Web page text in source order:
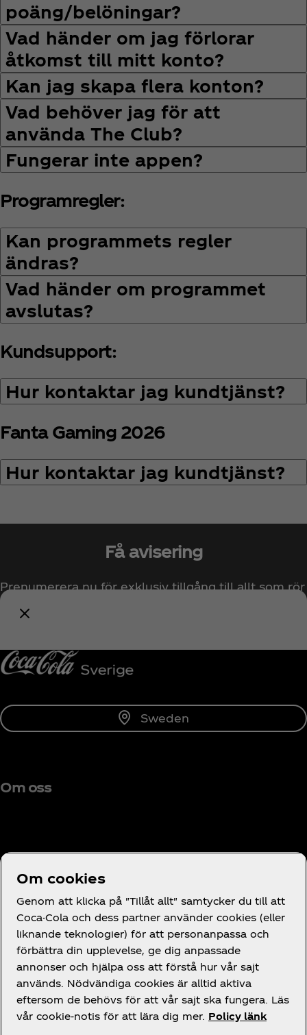
poäng/belöningar?
Vad händer om jag förlorar
åtkomst till mitt konto?
Kan jag skapa flera konton?
Vad behöver jag för att
använda The Club?
Fungerar inte appen?
Programregler:
Kan programmets regler
ändras?
Vad händer om programmet
avslutas?
Kundsupport:
Hur kontaktar jag kundtjänst?
Fanta Gaming 2026
Hur kontaktar jag kundtjänst?
Få avisering
Prenumerera nu för exklusiv tillgång till allt som rör
Coca‑Cola!
Sweden
Om oss
Behöver du hjälp?
Juridik
Om cookies
Genom att klicka på "Tillåt allt" samtycker du till att
Coca-Cola och dess partner använder cookies (eller
liknande teknologier) för att personanpassa och
förbättra din upplevelse, ge dig anpassade
annonser och hjälpa oss att förstå hur vår sajt
används. Nödvändiga cookies är alltid aktiva
eftersom de behövs för att vår sajt ska fungera. Läs
vår cookie-notis för att lära dig mer. Policy länk